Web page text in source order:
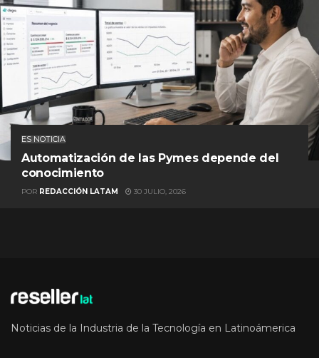
ES NOTICIA
Automatización de las Pymes depende del
conocimiento
POR REDACCIÓN LATAM 30 JULIO, 2026
Noticias de la Industria de la Tecnología en Latinoámerica